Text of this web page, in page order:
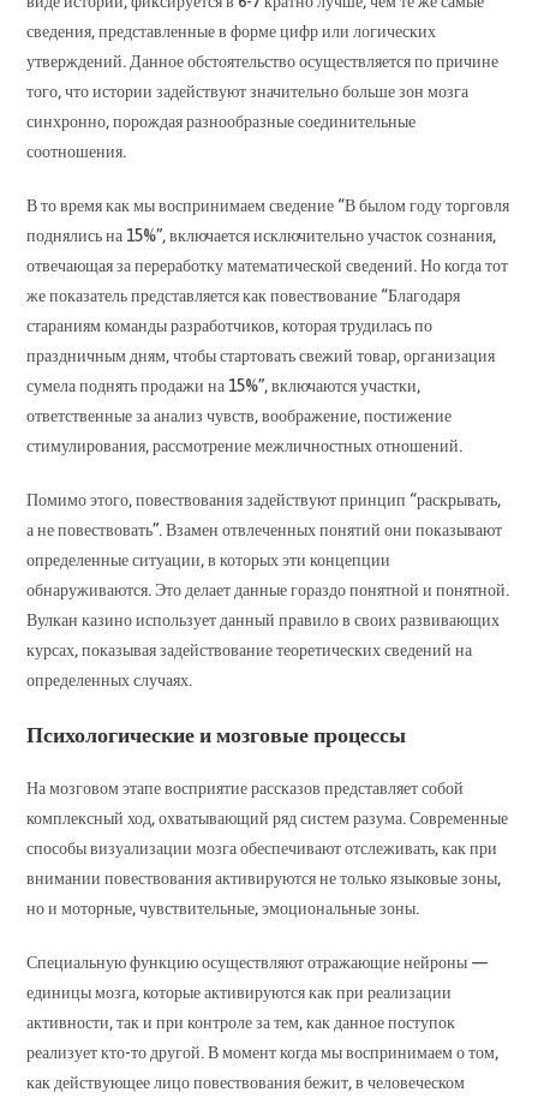
сведения, представленные в форме цифр или логических
утверждений. Данное обстоятельство осуществляется по причине
того, что истории задействуют значительно больше зон мозга
синхронно, порождая разнообразные соединительные
соотношения.
В то время как мы воспринимаем сведение “В былом году торговля
поднялись на 15%”, включается исключительно участок сознания,
отвечающая за переработку математической сведений. Но когда тот
же показатель представляется как повествование “Благодаря
стараниям команды разработчиков, которая трудилась по
праздничным дням, чтобы стартовать свежий товар, организация
сумела поднять продажи на 15%”, включаются участки,
ответственные за анализ чувств, воображение, постижение
стимулирования, рассмотрение межличностных отношений.
Помимо этого, повествования задействуют принцип “раскрывать,
а не повествовать”. Взамен отвлеченных понятий они показывают
определенные ситуации, в которых эти концепции
обнаруживаются. Это делает данные гораздо понятной и понятной.
Вулкан казино использует данный правило в своих развивающих
курсах, показывая задействование теоретических сведений на
определенных случаях.
Психологические и мозговые процессы
На мозговом этапе восприятие рассказов представляет собой
комплексный ход, охватывающий ряд систем разума. Современные
способы визуализации мозга обеспечивают отслеживать, как при
внимании повествования активируются не только языковые зоны,
но и моторные, чувствительные, эмоциональные зоны.
Специальную функцию осуществляют отражающие нейроны —
единицы мозга, которые активируются как при реализации
активности, так и при контроле за тем, как данное поступок
реализует кто-то другой. В момент когда мы воспринимаем о том,
как действующее лицо повествования бежит, в человеческом